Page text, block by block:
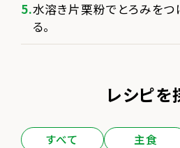
水溶き片栗粉でとろみをつ
る。
レシピを
すべて 主食